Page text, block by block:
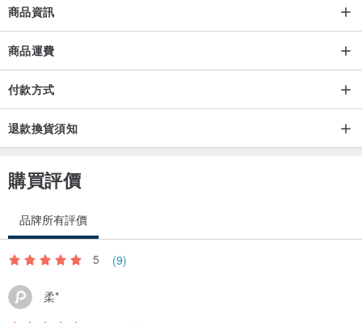
到達工作室後，要經過預縮水→清洗浮色和油墨→晾乾→整燙，
接著才是配色、裁剪與縫製。
製作完成後，再經過一次機洗，
最後檢查每個接縫與零件是否完美。
・圖案因裁切位置略有不同，是手作的獨特性。
・實品顏色可能因螢幕設定略有差異，請以實際商品為主。
商品資訊
商品運費
付款方式
退款換貨須知
購買評價
品牌所有評價
5 (9)
柔*